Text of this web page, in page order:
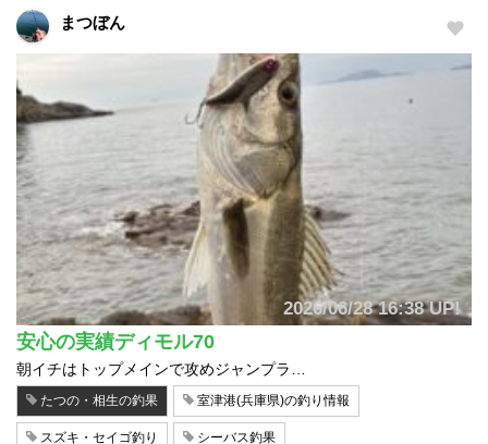
まつぼん
2026/06/28 16:38 UP!
安心の実績ディモル70
朝イチはトップメインで攻めジャンプラ…
たつの・相生の釣果 室津港(兵庫県)の釣り情報
スズキ・セイゴ釣り シーバス釣果